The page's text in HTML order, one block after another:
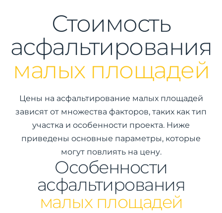
Стоимость
асфальтирования
малых площадей
Цены на асфальтирование малых площадей
зависят от множества факторов, таких как тип
участка и особенности проекта. Ниже
приведены основные параметры, которые
могут повлиять на цену.
Особенности
асфальтирования
малых площадей